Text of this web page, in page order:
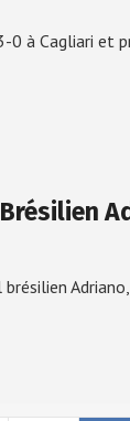
0 à Cagliari et